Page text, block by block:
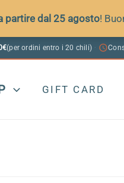
partire dal 25 agosto!
(per ordini entro i 20 chili) ·
GIFT CARD